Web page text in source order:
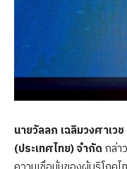
นายวัลลภ เฉลิมวงศาเ
(ประเทศไทย) จำกัด กล่า